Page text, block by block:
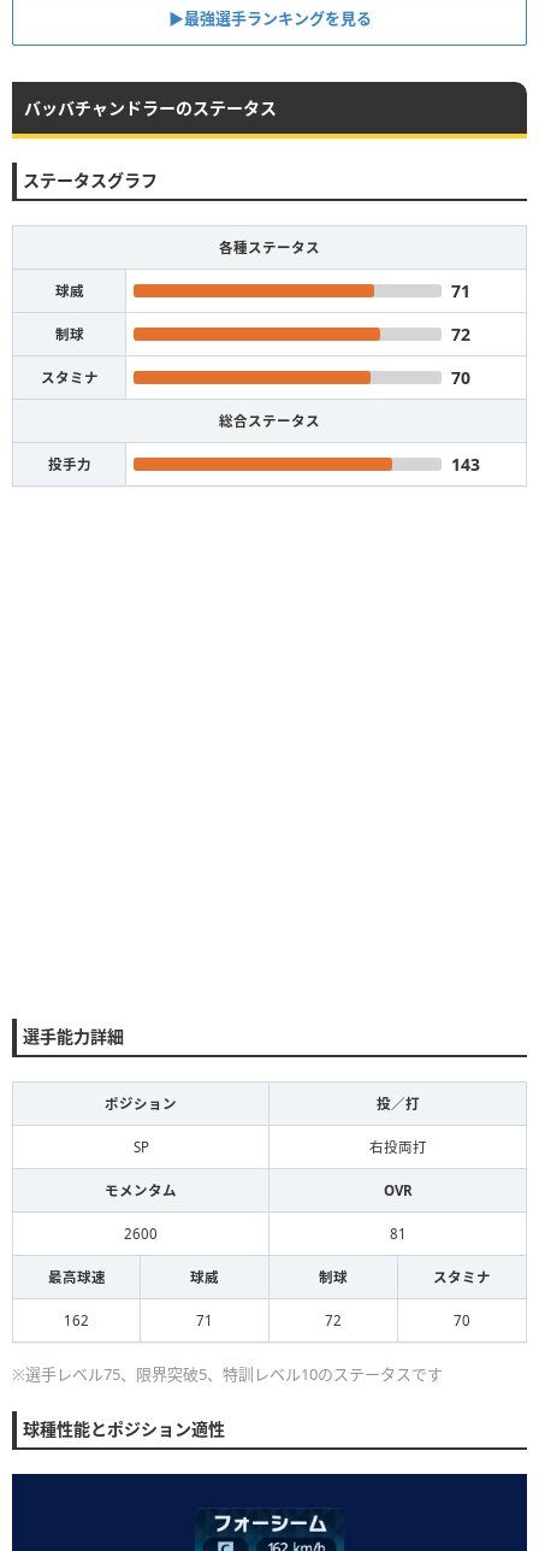
▶︎最強選手ランキングを見る
バッバチャンドラーのステータス
ステータスグラフ
各種ステータス
球威 71
制球 72
スタミナ 70
総合ステータス
投手力 143
選手能力詳細
ポジション 投／打
SP 右投両打
モメンタム OVR
2600 81
最高球速 球威 制球 スタミナ
162 71 72 70
※選手レベル75、限界突破5、特訓レベル10のステータスです
球種性能とポジション適性